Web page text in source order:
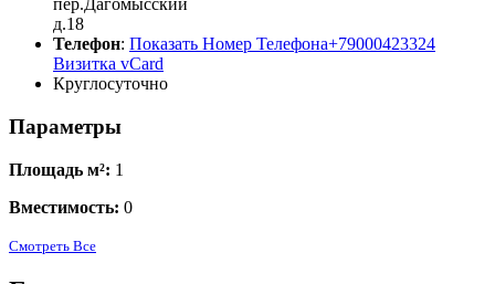
пер.Дагомысский
д.18
Телефон: Показать Номер Телефона+79000423324
Визитка vCard
Круглосуточно
Параметры
Площадь м²: 1
Вместимость: 0
Смотреть Все